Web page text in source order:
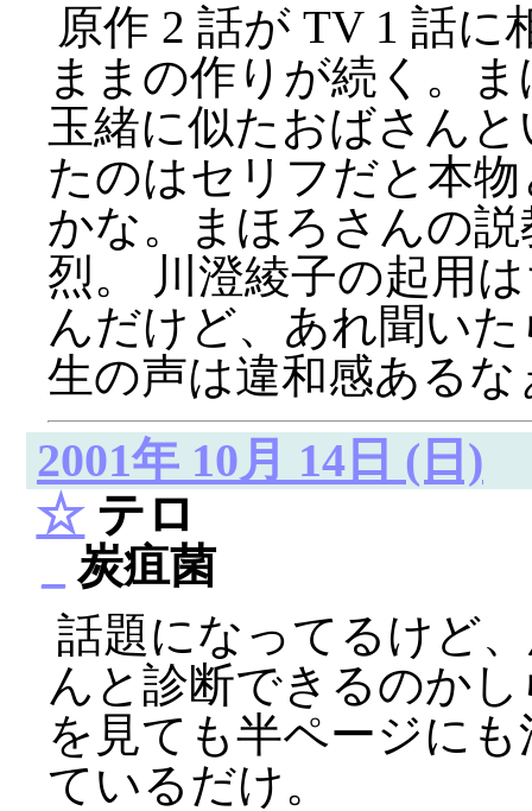
原作 2 話が TV 1 話
ままの作りが続く。
玉緒に似たおばさん
たのはセリフだと本
かな。まほろさんの
烈。 川澄綾子の起用
んだけど、あれ聞い
生の声は違和感あるな
2001年 10月 14日 (日)
☆テロ
炭疽菌
話題になってるけど
んと診断できるのか
を見ても半ページに
ているだけ。